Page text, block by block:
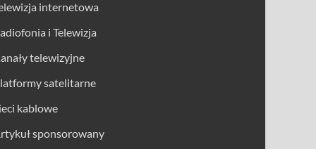
internetowa
i Telewizja
telewizyjne
satelitarne
kablowe
sponsorowany